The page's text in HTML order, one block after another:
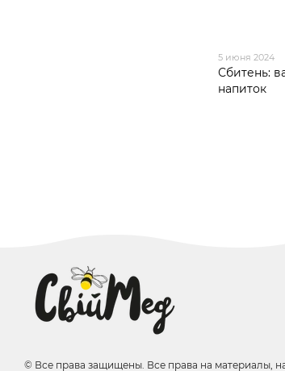
5 июня 2024
Сбитень:
напиток
© Все права защищены. Все права на материалы,